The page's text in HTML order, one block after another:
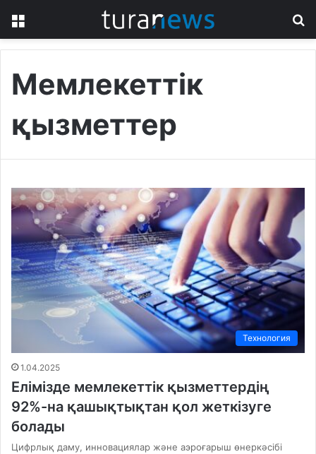
Мемлекеттік
қызметтер
Технология
1.04.2025
Елімізде мемлекеттік қызметтердің
92%-на қашықтықтан қол жеткізуге
болады
Цифрлық даму, инновациялар және аэроғарыш өнеркәсібі